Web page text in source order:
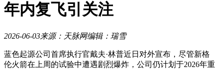
年内复飞引关注
2026-06-03来源：天脉网编辑：瑞雪
蓝色起源公司首席执行官戴夫·林普近日对外宣布，尽管新格
伦火箭在上周的试验中遭遇剧烈爆炸，公司仍计划于2026年重